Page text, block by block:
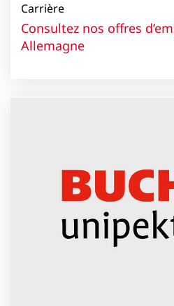
Carrière
Consultez nos offres
Allemagne